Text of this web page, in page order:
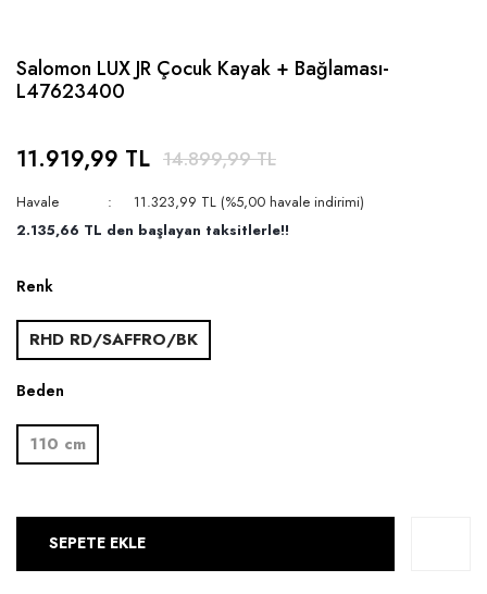
Salomon LUX JR Çocuk Kayak + Bağlaması-
L47623400
11.919,99 TL 14.899,99 TL
Havale
11.323,99 TL (%5,00 havale indirimi)
2.135,66 TL den başlayan taksitlerle!!
Renk
RHD RD/SAFFRO/BK
Beden
110 cm
SEPETE EKLE